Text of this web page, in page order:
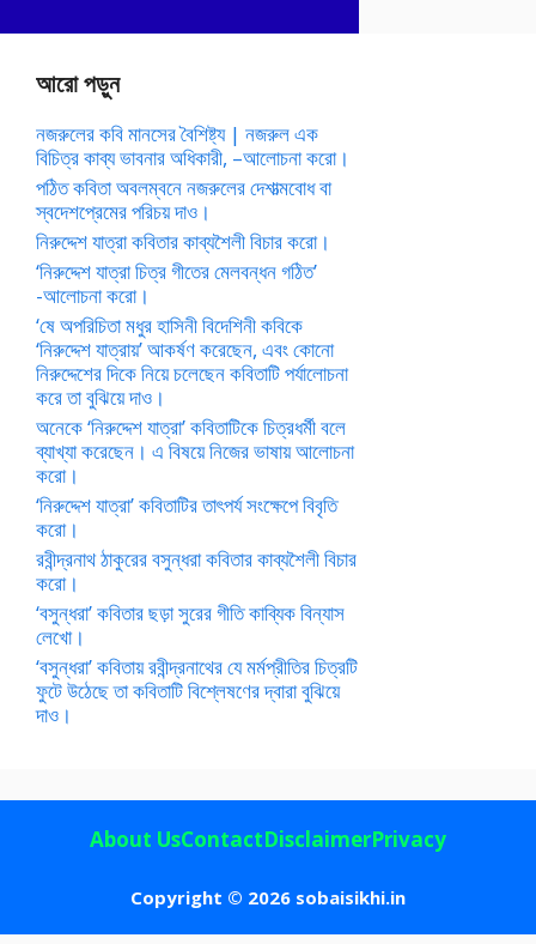
আরো পড়ুন
নজরুলের কবি মানসের বৈশিষ্ট্য | নজরুল এক
বিচিত্র কাব্য ভাবনার অধিকারী, –আলোচনা করো।
পঠিত কবিতা অবলম্বনে নজরুলের দেশাত্মবোধ বা
স্বদেশপ্রেমের পরিচয় দাও।
নিরুদ্দেশ যাত্রা কবিতার কাব্যশৈলী বিচার করো।
‘নিরুদ্দেশ যাত্রা চিত্র গীতের মেলবন্ধন গঠিত’
-আলোচনা করো।
‘ষে অপরিচিতা মধুর হাসিনী বিদেশিনী কবিকে
‘নিরুদ্দেশ যাত্রায়’ আকর্ষণ করেছেন, এবং কোনো
নিরুদ্দেশের দিকে নিয়ে চলেছেন কবিতাটি পর্যালোচনা
করে তা বুঝিয়ে দাও।
অনেকে ‘নিরুদ্দেশ যাত্রা’ কবিতাটিকে চিত্রধর্মী বলে
ব্যাখ্যা করেছেন। এ বিষয়ে নিজের ভাষায় আলোচনা
করো।
‘নিরুদ্দেশ যাত্রা’ কবিতাটির তাৎপর্য সংক্ষেপে বিবৃতি
করো।
রবীন্দ্রনাথ ঠাকুরের বসুন্ধরা কবিতার কাব্যশৈলী বিচার
করো।
‘বসুন্ধরা’ কবিতার ছড়া সুরের গীতি কাব্যিক বিন্যাস
লেখো।
‘বসুন্ধরা’ কবিতায় রবীন্দ্রনাথের যে মর্মপ্রীতির চিত্রটি
ফুটে উঠেছে তা কবিতাটি বিশ্লেষণের দ্বারা বুঝিয়ে
দাও।
Copyright © 2026 sobaisikhi.in
About UsContactDisclaimerPrivacy